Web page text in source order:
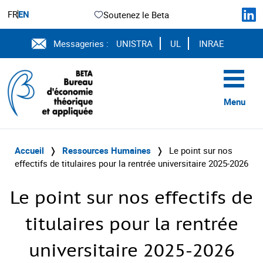
FREN Soutenez le Beta
Messageries : UNISTRA UL INRAE
Menu
Accueil ❭ Ressources Humaines ❭
Le point sur nos
effectifs de titulaires pour la rentrée universitaire 2025-2026
Le point sur nos effectifs de
titulaires pour la rentrée
universitaire 2025-2026